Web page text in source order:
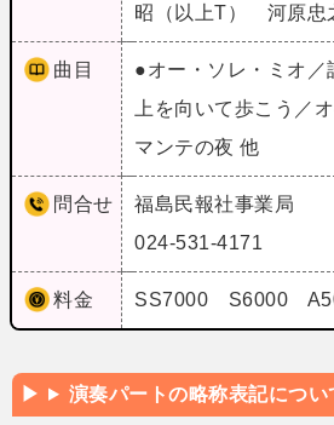
昭（以上T） 河原忠
曲目
●オー・ソレ・ミオ／
上を向いて歩こう／
マンテの夜 他
問合せ
福島民報社事業局
024-531-4171
料金 SS7000 S6000
演奏パートの略称表記につい